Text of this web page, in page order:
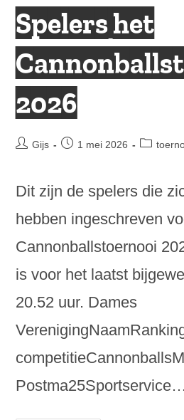
2026
Spelers het
2026
Bericht
Gijs
Bericht1 mei 2026
Dit zijn de spelers die
hebben ingeschreven
Cannonballstoernooi
is voor het laatst
20.52 uur. Dames
Postma25Sportservice…